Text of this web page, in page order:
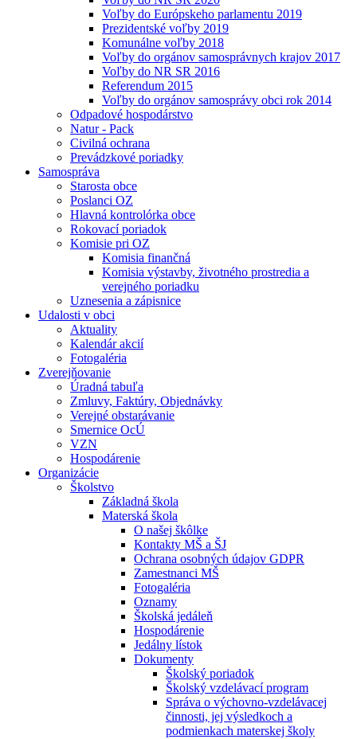
Voľby do Európskeho parlamentu 2019
Prezidentské voľby 2019
Komunálne voľby 2018
Voľby do orgánov samosprávnych krajov 2017
Voľby do NR SR 2016
Referendum 2015
Voľby do orgánov samosprávy obci rok 2014
Odpadové hospodárstvo
Natur - Pack
Civilná ochrana
Prevádzkové poriadky
Samospráva
Starosta obce
Poslanci OZ
Hlavná kontrolórka obce
Rokovací poriadok
Komisie pri OZ
Komisia finančná
Komisia výstavby, životného prostredia a
verejného poriadku
Uznesenia a zápisnice
Udalosti v obci
Aktuality
Kalendár akcií
Fotogaléria
Zverejňovanie
Úradná tabuľa
Zmluvy, Faktúry, Objednávky
Verejné obstarávanie
Smernice OcÚ
VZN
Hospodárenie
Organizácie
Školstvo
Základná škola
Materská škola
O našej škôlke
Kontakty MŠ a ŠJ
Ochrana osobných údajov GDPR
Zamestnanci MŠ
Fotogaléria
Oznamy
Školská jedáleň
Hospodárenie
Jedálny lístok
Dokumenty
Školský poriadok
Školský vzdelávací program
Správa o výchovno-vzdelávacej
činnosti, jej výsledkoch a
podmienkach materskej školy